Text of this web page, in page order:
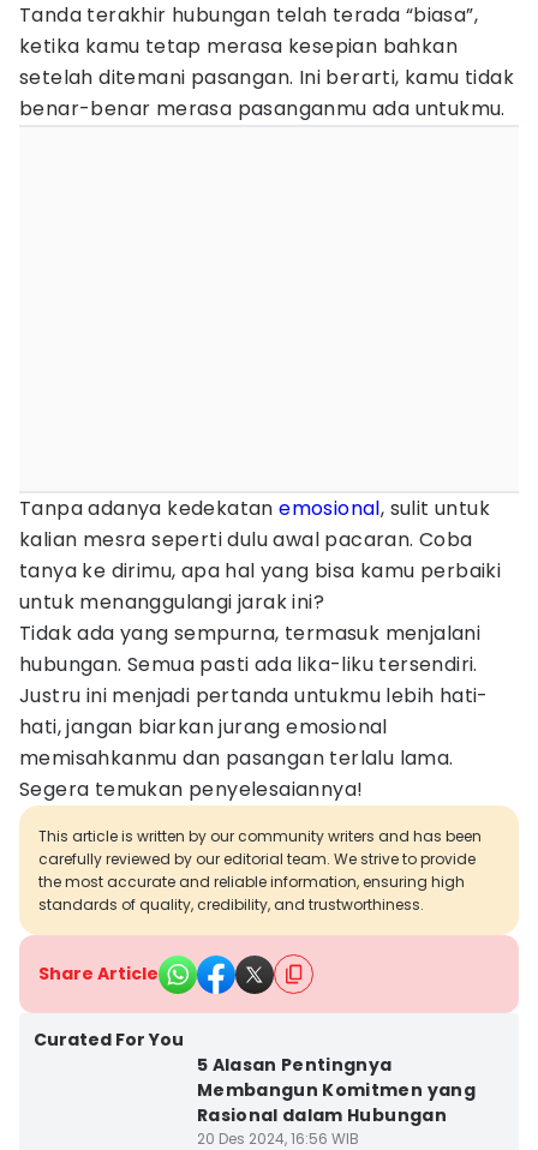
Tanda terakhir hubungan telah terada “biasa”,
ketika kamu tetap merasa kesepian bahkan
setelah ditemani pasangan. Ini berarti, kamu tidak
benar-benar merasa pasanganmu ada untukmu.
Tanpa adanya kedekatanemosional, sulit untuk
kalian mesra seperti dulu awal pacaran. Coba
tanya ke dirimu, apa hal yang bisa kamu perbaiki
untuk menanggulangi jarak ini?
Tidak ada yang sempurna, termasuk menjalani
hubungan. Semua pasti ada lika-liku tersendiri.
Justru ini menjadi pertanda untukmu lebih hati-
hati, jangan biarkan jurang emosional
memisahkanmu dan pasangan terlalu lama.
Segera temukan penyelesaiannya!
This article is written by our community writers and has been
carefully reviewed by our editorial team. We strive to provide
the most accurate and reliable information, ensuring high
standards of quality, credibility, and trustworthiness.
Share Article
Curated For You
5 Alasan Pentingnya
Membangun Komitmen yang
Rasional dalam Hubungan
20 Des 2024, 16:56 WIB